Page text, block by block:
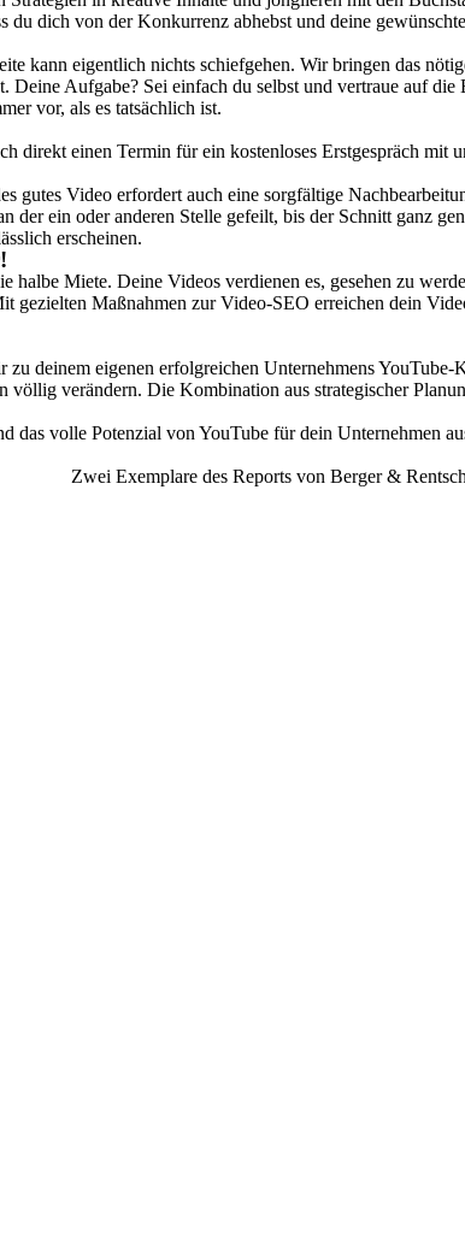
du dich von der Konkurrenz abhebst und deine
kann eigentlich nichts schiefgehen. Wir bringen das
Deine Aufgabe? Sei einfach du selbst und vertraue auf
vor, als es tatsächlich ist.
direkt einen Termin für ein kostenloses Erstgespräch mit
gutes Video erfordert auch eine sorgfältige
ein oder anderen Stelle gefeilt, bis der Schnitt ganz
erscheinen.
halbe Miete. Deine Videos verdienen es, gesehen zu
gezielten Maßnahmen zur Video-SEO erreichen dein
deinem eigenen erfolgreichen Unternehmens
verändern. Die Kombination aus strategischer
das volle Potenzial von YouTube für dein Unternehmen